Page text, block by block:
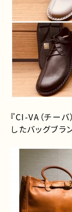
『CI-VA（チーバ
したバッグブラ